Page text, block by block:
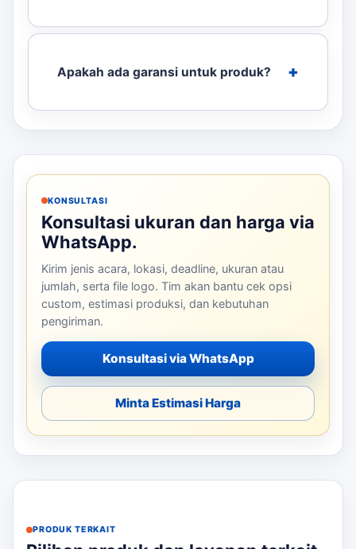
Apakah ada garansi untuk produk?
KONSULTASI
Konsultasi ukuran dan harga via
WhatsApp.
Kirim jenis acara, lokasi, deadline, ukuran atau
jumlah, serta file logo. Tim akan bantu cek opsi
custom, estimasi produksi, dan kebutuhan
pengiriman.
Konsultasi via WhatsApp
Minta Estimasi Harga
PRODUK TERKAIT